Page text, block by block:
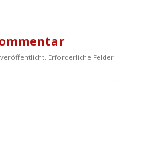
veröffentlicht. Erforderliche Felder